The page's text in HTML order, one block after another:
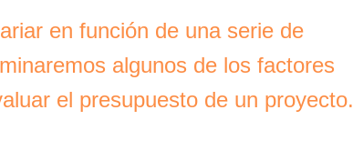
en función de una serie de
algunos de los factores
el presupuesto de un proyecto.